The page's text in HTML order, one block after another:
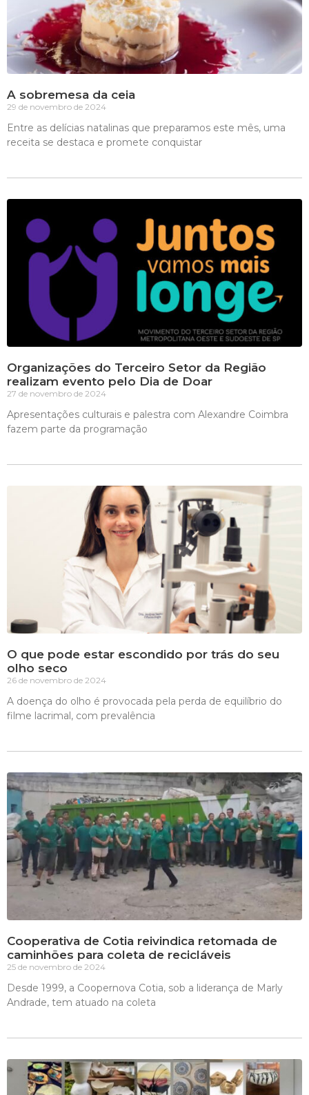
A sobremesa da ceia
29 de novembro de 2024
Entre as delícias natalinas que preparamos este mês, uma
receita se destaca e promete conquistar
Organizações do Terceiro Setor da Região
realizam evento pelo Dia de Doar
27 de novembro de 2024
Apresentações culturais e palestra com Alexandre Coimbra
fazem parte da programação
O que pode estar escondido por trás do seu
olho seco
26 de novembro de 2024
A doença do olho é provocada pela perda de equilíbrio do
filme lacrimal, com prevalência
Cooperativa de Cotia reivindica retomada de
caminhões para coleta de recicláveis
25 de novembro de 2024
Desde 1999, a Coopernova Cotia, sob a liderança de Marly
Andrade, tem atuado na coleta